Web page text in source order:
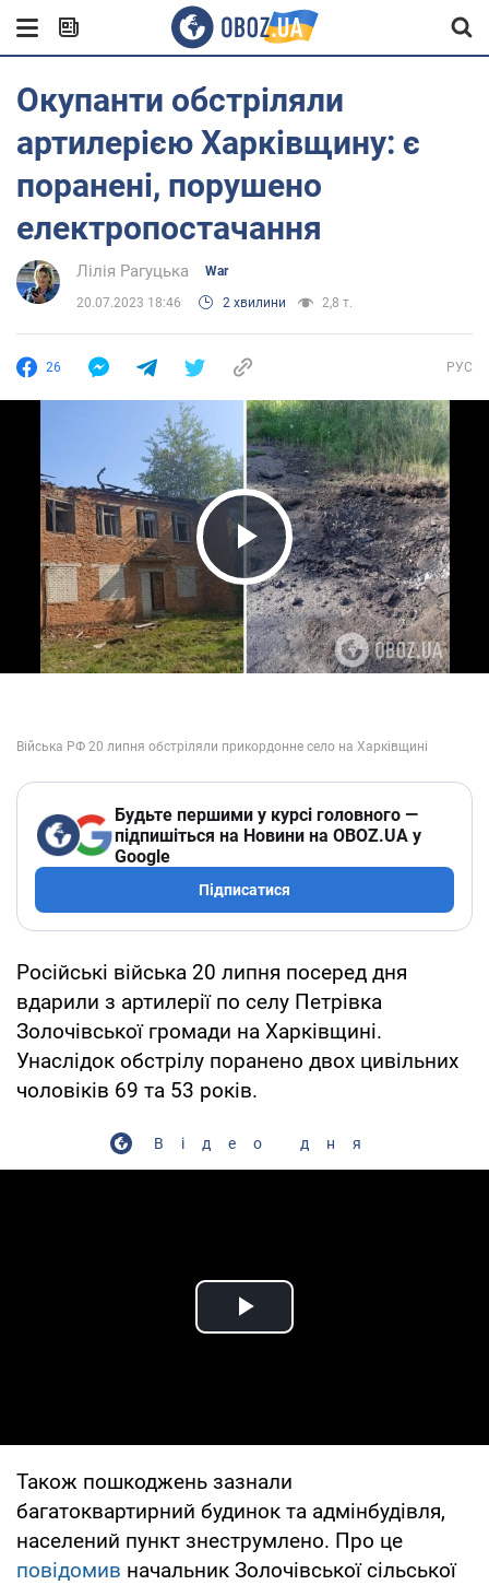
Окупанти обстріляли
артилерією Харківщину: є
поранені, порушено
електропостачання
Лілія Рагуцька War
20.07.2023 18:46 2 хвилини 2,8 т.
26 РУС
Play Video
Будьте першими у курсі головного —
підпишіться на Новини на OBOZ.UA у
Google
Підписатися
Російські війська 20 липня посеред дня
вдарили з артилерії по селу Петрівка
Золочівської громади на Харківщині.
Унаслідок обстрілу поранено двох цивільних
чоловіків 69 та 53 років.
Відео дня
Play Video
Також пошкоджень зазнали
багатоквартирний будинок та адмінбудівля,
населений пункт знеструмлено. Про це
повідомив начальник Золочівської сільської